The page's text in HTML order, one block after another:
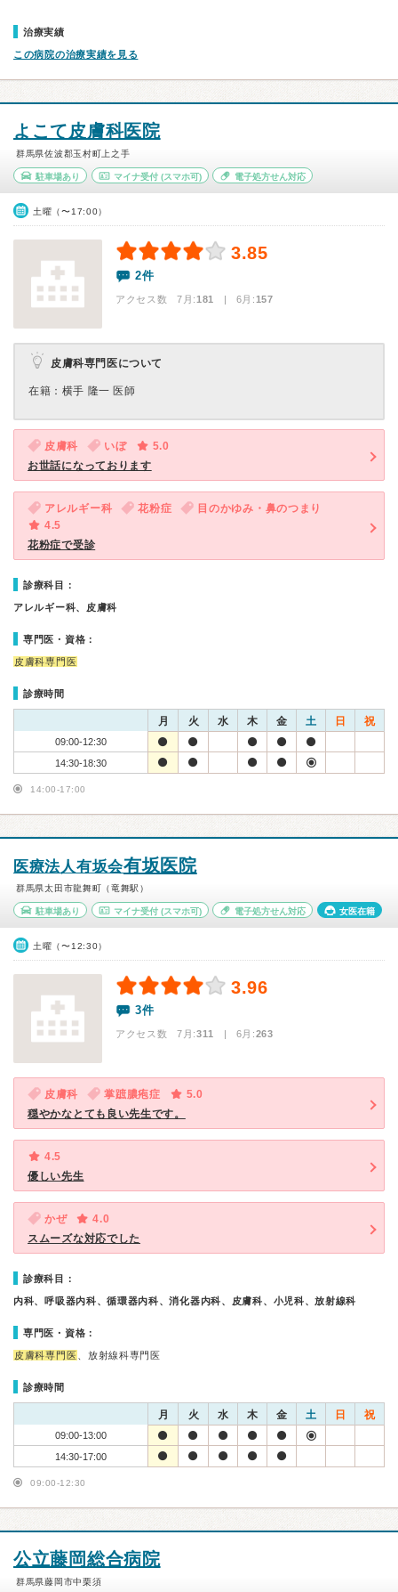
治療実績
この病院の治療実績を見る
よこて皮膚科医院
群馬県佐波郡玉村町上之手
駐車場あり マイナ受付(スマホ可) 電子処方せん対応
土曜（〜17:00）
3.85
2件
アクセス数 7月:181 | 6月:157
皮膚科専門医について
在籍：横手 隆一 医師
皮膚科 いぼ
5.0
お世話になっております
アレルギー科 花粉症
目のかゆみ・鼻のつまり
4.5
花粉症で受診
診療科目：
アレルギー科、皮膚科
専門医・資格：
皮膚科専門医
診療時間
月 火 水 木 金 土 日 祝
09:00-12:30
14:30-18:30
14:00-17:00
医療法人有坂会有坂医院
群馬県太田市龍舞町（竜舞駅）
駐車場あり マイナ受付(スマホ可) 電子処方せん対応 女医在籍
土曜（〜12:30）
3.96
3件
アクセス数 7月:311 | 6月:263
皮膚科 掌蹠膿疱症
5.0
穏やかなとても良い先生です。
4.5
優しい先生
かぜ
4.0
スムーズな対応でした
診療科目：
内科、呼吸器内科、循環器内科、消化器内科、皮膚科、小児科、放射線科
専門医・資格：
皮膚科専門医 、放射線科専門医
診療時間
月 火 水 木 金 土 日 祝
09:00-13:00
14:30-17:00
09:00-12:30
公立藤岡総合病院
群馬県藤岡市中栗須